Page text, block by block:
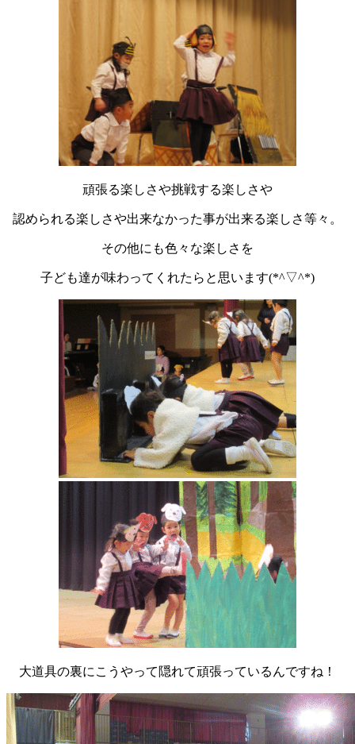
頑張る楽しさや挑戦する楽しさや
認められる楽しさや出来なかった事が出来る楽しさ等々。
その他にも色々な楽しさを
子ども達が味わってくれたらと思います(*^▽^*)
大道具の裏にこうやって隠れて頑張っているんですね！